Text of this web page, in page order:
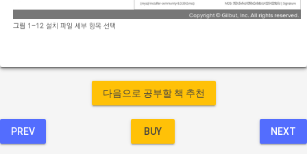
그림 1-12설치 파일 세부 항목 선택
다음으로 공부할 책 추천
PREV BUY NEXT